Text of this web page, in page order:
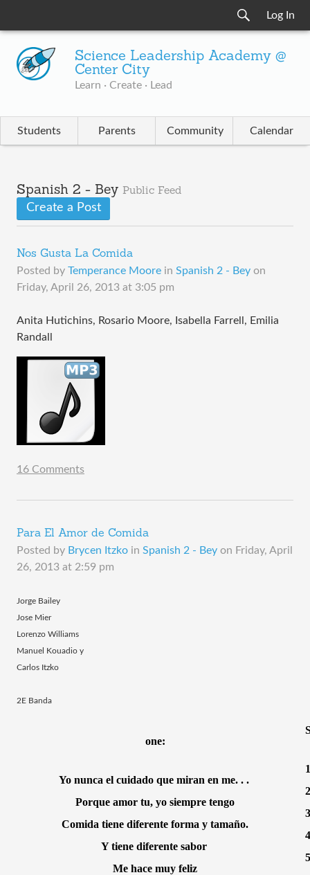
Log In
Science Leadership Academy @
Center City
Learn · Create · Lead
Students Parents Community Calendar
Spanish 2 - Bey Public Feed
Create a Post
Nos Gusta La Comida
Posted by Temperance Moore in Spanish 2 - Bey on
Friday, April 26, 2013 at 3:05 pm
Anita Hutichins, Rosario Moore, Isabella Farrell, Emilia
Randall
16 Comments
Para El Amor de Comida
Posted by Brycen Itzko in Spanish 2 - Bey on Friday, April
26, 2013 at 2:59 pm
Jorge Bailey
Jose Mier
Lorenzo Williams
Manuel Kouadio y
Carlos Itzko
2E Banda
one:
Yo nunca el cuidado que miran en me. . .
Porque amor tu, yo siempre tengo
Comida tiene diferente forma y tamaño.
Y tiene diferente sabor
Me hace muy feliz